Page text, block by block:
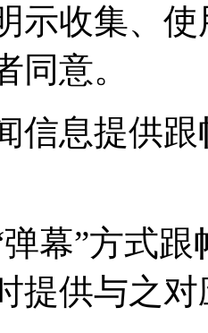
示收集、
同意。
信息提供
弹幕”方式
提供与之